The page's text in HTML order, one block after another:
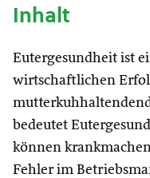
Inhalt
Eutergesundheit ist
wirtschaftlichen
bedeutet
können
Fehler im